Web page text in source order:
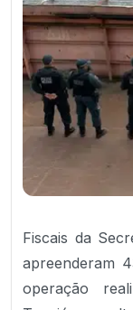
Fiscais da
apreenderam
operação